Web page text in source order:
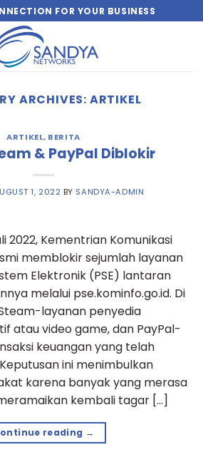
FOR YOUR BUSINESS
ARCHIVES: ARTIKEL
ARTIKEL, BERITA
& PayPal Diblokir
1, 2022 BY SANDYA-ADMIN
2022, Kementrian Komunikasi
memblokir sejumlah layanan
Elektronik (PSE) lantaran
melalui pse.kominfo.go.id. Di
layanan penyedia
atau video game, dan PayPal-
keuangan yang telah
ini menimbulkan
karena banyak yang merasa
kembali tagar […]
reading →